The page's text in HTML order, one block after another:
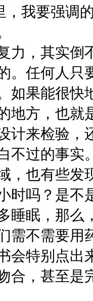
，我要强
力，其实倒
。任何人只
如果能很快
地方，也就
计来检验，
不过的事实
，也有些发
时吗？是不
睡眠，那么
需不需要用
会特别点出
合，甚至是